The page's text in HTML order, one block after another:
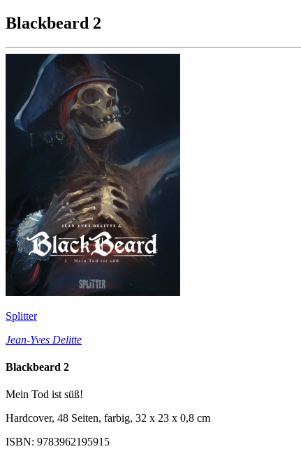
Blackbeard 2
Splitter
Jean-Yves Delitte
Blackbeard 2
Mein Tod ist süß!
Hardcover, 48 Seiten, farbig, 32 x 23 x 0,8 cm
ISBN: 9783962195915